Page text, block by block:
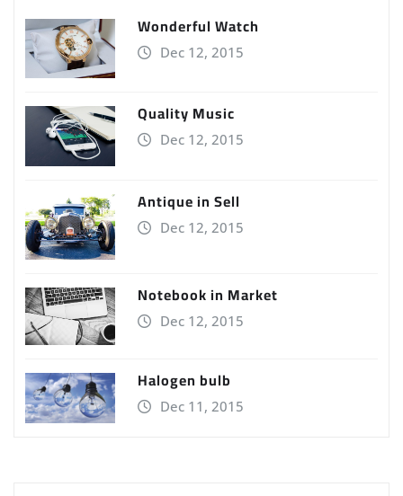
Wonderful Watch
Dec 12, 2015
Quality Music
Dec 12, 2015
Antique in Sell
Dec 12, 2015
Notebook in Market
Dec 12, 2015
Halogen bulb
Dec 11, 2015